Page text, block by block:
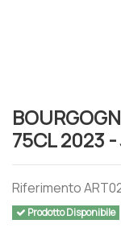
75CL 2023
Riferimento
Prodotto Disponibile